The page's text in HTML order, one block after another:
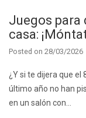
Juegos para
casa:
Posted on 28/03/2026
¿Y si te dijera que el
último año no han
en un salón con…